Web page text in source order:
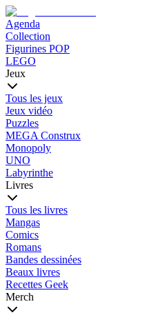
Agenda
Collection
Figurines POP
LEGO
Jeux
Tous les jeux
Jeux vidéo
Puzzles
MEGA Construx
Monopoly
UNO
Labyrinthe
Livres
Tous les livres
Mangas
Comics
Romans
Bandes dessinées
Beaux livres
Recettes Geek
Merch